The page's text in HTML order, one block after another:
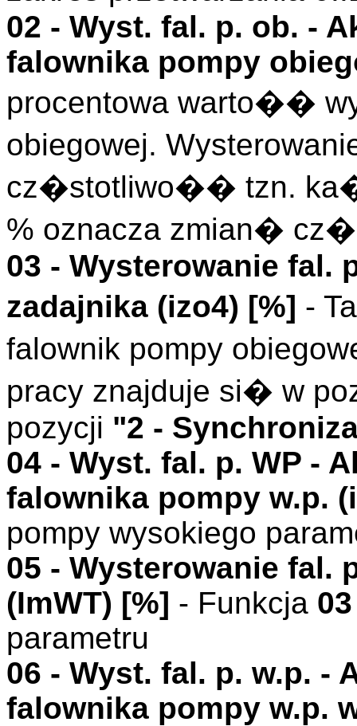
02 - Wyst. fal. p. ob. -
falownika pompy
procentowa warto��
obiegowej.
cz�stotliwo�� tzn.
% oznacza zmian�
03 - Wysterowanie fal.
zadajnika (izo4) [%] -
falownik pompy
pracy znajduje si� w
pozycji "2 -
04 - Wyst. fal. p. WP -
falownika pompy w.p. (
pompy wysokiego
05 - Wysterowanie fal.
(ImWT) [%] - Funkcja 03
parametru
06 - Wyst. fal. p. w.p. -
falownika pompy w.p.